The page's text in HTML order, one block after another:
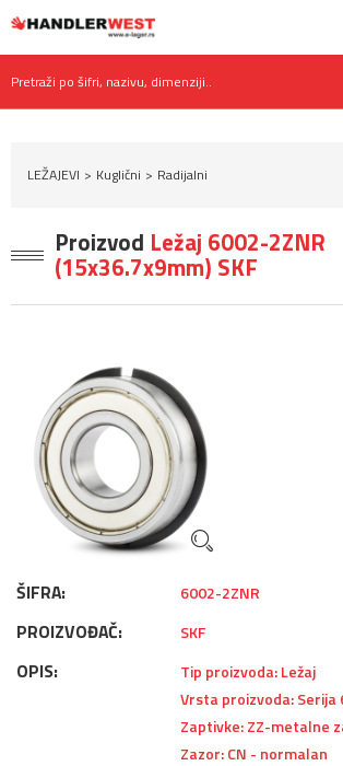
Pretraži po šifri, nazivu, dimenziji..
LEŽAJEVI Kuglični Radijalni
Proizvod Ležaj 6002-2ZNR
(15x36.7x9mm) SKF
ŠIFRA: 6002-2ZNR
PROIZVOĐAČ: SKF
OPIS:
Tip proizvoda: Ležaj
Vrsta proizvoda: Serija
Zaptivke: ZZ-metalne
Zazor: CN - normalan